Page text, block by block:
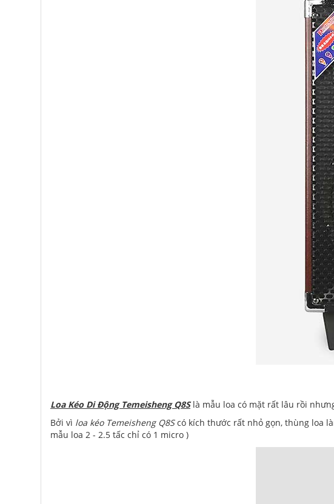
Loa Kéo Di Động Temeisheng Q8Slà mẫu loa có mặt rất lâu rồi
Bởi vì loa kéo Temeisheng Q8Scó kích thước rất nhỏ gọn, thùng loa
mẫu loa 2 - 2.5 tấc chỉ có 1 micro )